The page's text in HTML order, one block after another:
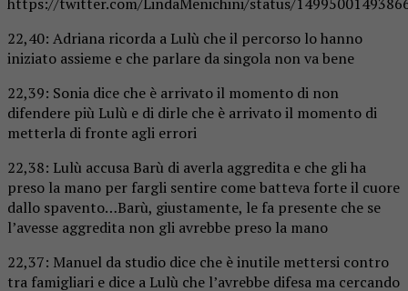
22,40: Adriana ricorda a Lulù che il percorso lo hanno
iniziato assieme e che parlare da singola non va bene
22,39: Sonia dice che è arrivato il momento di non
difendere più Lulù e di dirle che è arrivato il momento di
metterla di fronte agli errori
22,38: Lulù accusa Barù di averla aggredita e che gli ha
preso la mano per fargli sentire come batteva forte il cuore
dallo spavento…Barù, giustamente, le fa presente che se
l’avesse aggredita non gli avrebbe preso la mano
22,37: Manuel da studio dice che è inutile mettersi contro
tra famigliari e dice a Lulù che l’avrebbe difesa ma cercando